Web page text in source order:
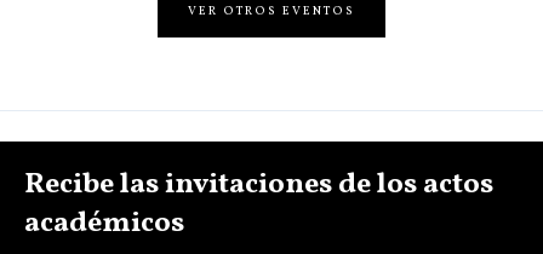
VER OTROS EVENTOS
Recibe las invitaciones de los actos
académicos